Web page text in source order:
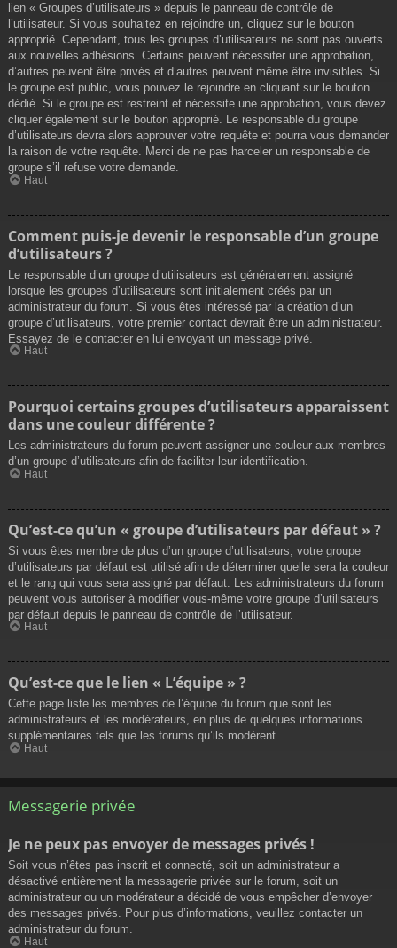
lien « Groupes d’utilisateurs » depuis le panneau de contrôle de
l’utilisateur. Si vous souhaitez en rejoindre un, cliquez sur le bouton
approprié. Cependant, tous les groupes d’utilisateurs ne sont pas ouverts
aux nouvelles adhésions. Certains peuvent nécessiter une approbation,
d’autres peuvent être privés et d’autres peuvent même être invisibles. Si
le groupe est public, vous pouvez le rejoindre en cliquant sur le bouton
dédié. Si le groupe est restreint et nécessite une approbation, vous devez
cliquer également sur le bouton approprié. Le responsable du groupe
d’utilisateurs devra alors approuver votre requête et pourra vous demander
la raison de votre requête. Merci de ne pas harceler un responsable de
groupe s’il refuse votre demande.
Haut
Comment puis-je devenir le responsable d’un groupe
d’utilisateurs ?
Le responsable d’un groupe d’utilisateurs est généralement assigné
lorsque les groupes d’utilisateurs sont initialement créés par un
administrateur du forum. Si vous êtes intéressé par la création d’un
groupe d’utilisateurs, votre premier contact devrait être un administrateur.
Essayez de le contacter en lui envoyant un message privé.
Haut
Pourquoi certains groupes d’utilisateurs apparaissent
dans une couleur différente ?
Les administrateurs du forum peuvent assigner une couleur aux membres
d’un groupe d’utilisateurs afin de faciliter leur identification.
Haut
Qu’est-ce qu’un « groupe d’utilisateurs par défaut » ?
Si vous êtes membre de plus d’un groupe d’utilisateurs, votre groupe
d’utilisateurs par défaut est utilisé afin de déterminer quelle sera la couleur
et le rang qui vous sera assigné par défaut. Les administrateurs du forum
peuvent vous autoriser à modifier vous-même votre groupe d’utilisateurs
par défaut depuis le panneau de contrôle de l’utilisateur.
Haut
Qu’est-ce que le lien « L’équipe » ?
Cette page liste les membres de l’équipe du forum que sont les
administrateurs et les modérateurs, en plus de quelques informations
supplémentaires tels que les forums qu’ils modèrent.
Haut
Messagerie privée
Je ne peux pas envoyer de messages privés !
Soit vous n’êtes pas inscrit et connecté, soit un administrateur a
désactivé entièrement la messagerie privée sur le forum, soit un
administrateur ou un modérateur a décidé de vous empêcher d’envoyer
des messages privés. Pour plus d’informations, veuillez contacter un
administrateur du forum.
Haut